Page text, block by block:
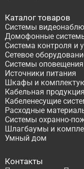
Каталог товаров
Системы
Домофонные
Система контроля и
Сетевое
Системы оповещения
Источники питания
Шкафы и
Кабельная продукция
Кабеленесущие
Расходные
Системы охранно-
Шлагбаумы и
Умный дом
Контакты